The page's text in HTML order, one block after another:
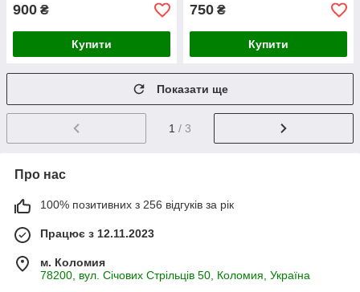
900 ₴
Купити
750 ₴
Купити
Показати ще
1 / 3
Про нас
100% позитивних з 256 відгуків за рік
Працює з 12.11.2023
м. Коломия
78200, вул. Січових Стрільців 50, Коломия, Україна